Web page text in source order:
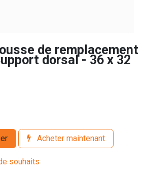
de remplacement
dorsal - 36 x 32
Acheter maintenant
souhaits